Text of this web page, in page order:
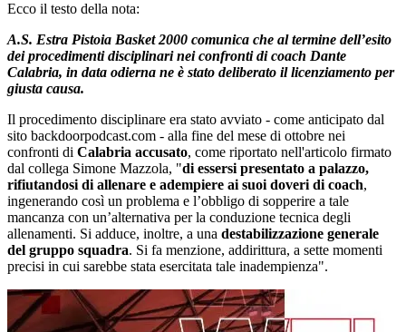
Ecco il testo della nota:
A.S. Estra Pistoia Basket 2000 comunica che al termine dell’esito
dei procedimenti disciplinari nei confronti di coach Dante
Calabria, in data odierna ne è stato deliberato il licenziamento per
giusta causa.
Il procedimento disciplinare era stato avviato - come anticipato dal
sito backdoorpodcast.com - alla fine del mese di ottobre nei
confronti di Calabria accusato, come riportato nell'articolo firmato
dal collega Simone Mazzola, "di essersi presentato a palazzo,
rifiutandosi di allenare e adempiere ai suoi doveri di coach,
ingenerando così un problema e l’obbligo di sopperire a tale
mancanza con un’alternativa per la conduzione tecnica degli
allenamenti. Si adduce, inoltre, a una destabilizzazione generale
del gruppo squadra. Si fa menzione, addirittura, a sette momenti
precisi in cui sarebbe stata esercitata tale inadempienza".